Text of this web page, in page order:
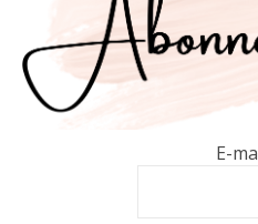
E-